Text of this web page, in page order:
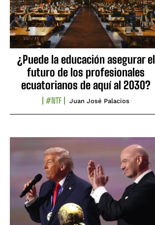
¿Puede la educación asegurar el
futuro de los profesionales
ecuatorianos de aquí al 2030?
#NTF Juan José Palacios